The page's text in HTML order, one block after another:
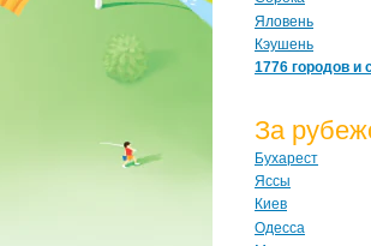
Яловень
Кэушень
1776 городов и
За
Бухарест
Яссы
Киев
Одесса